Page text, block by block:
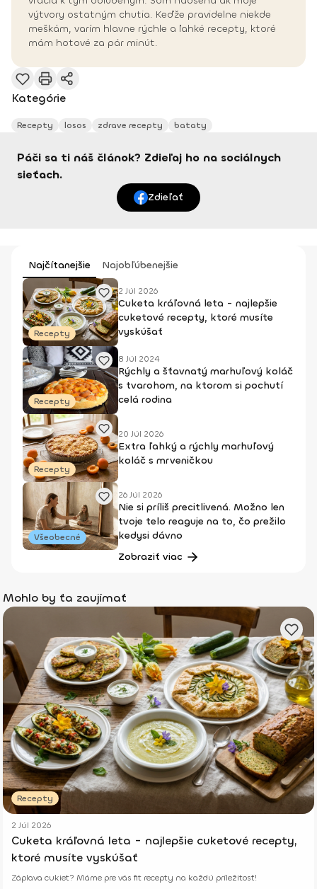
výtvory ostatným chutia. Keďže pravidelne niekde
meškám, varím hlavne rýchle a ľahké recepty, ktoré
mám hotové za pár minút.
Kategórie
Recepty losos zdrave recepty bataty
Páči sa ti náš článok? Zdieľaj ho na sociálnych
sieťach.
Zdieľať
Najčítanejšie Najobľúbenejšie
Recepty
2 Júl 2026
Cuketa kráľovná leta - najlepšie
cuketové recepty, ktoré musíte
vyskúšať
Recepty
8 Júl 2024
Rýchly a šťavnatý marhuľový koláč
s tvarohom, na ktorom si pochutí
celá rodina
Recepty
20 Júl 2026
Extra ľahký a rýchly marhuľový
koláč s mrveničkou
Všeobecné
26 Júl 2026
Nie si príliš precitlivená. Možno len
tvoje telo reaguje na to, čo prežilo
kedysi dávno
Zobraziť viac
Mohlo by ťa zaujímať
Recepty
2 Júl 2026
Cuketa kráľovná leta - najlepšie cuketové recepty,
ktoré musíte vyskúšať
Záplava cukiet? Máme pre vás fit recepty na každú príležitosť!